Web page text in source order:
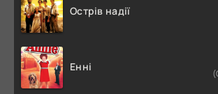
Острів надії
Енні